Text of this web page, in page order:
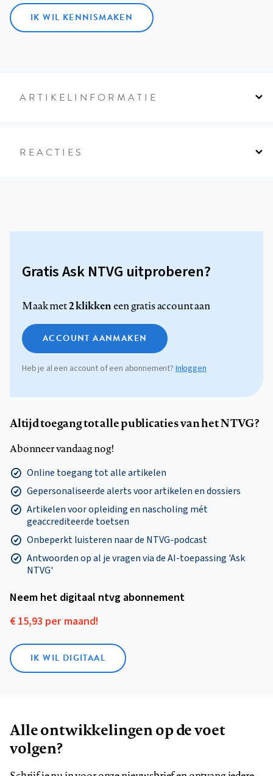
IK WIL KENNISMAKEN
ARTIKELINFORMATIE
REACTIES
Gratis Ask NTVG uitproberen?
Maak met2 klikkeneen gratis account aan
ACCOUNT AANMAKEN
Heb je al een account of een abonnement?Inloggen
Altijd toegang tot alle publicaties van het NTVG?
Abonneer vandaag nog!
Online toegang tot alle artikelen
Gepersonaliseerde alerts voor artikelen en dossiers
Artikelen voor opleiding en nascholing mét
geaccrediteerde toetsen
Onbeperkt luisteren naar de NTVG-podcast
Antwoorden op al je vragen via de AI-toepassing 'Ask
NTVG'
Neem het digitaal ntvg abonnement
€ 15,93 per maand!
IK WIL DIGITAAL
Alle ontwikkelingen op de voet
volgen?